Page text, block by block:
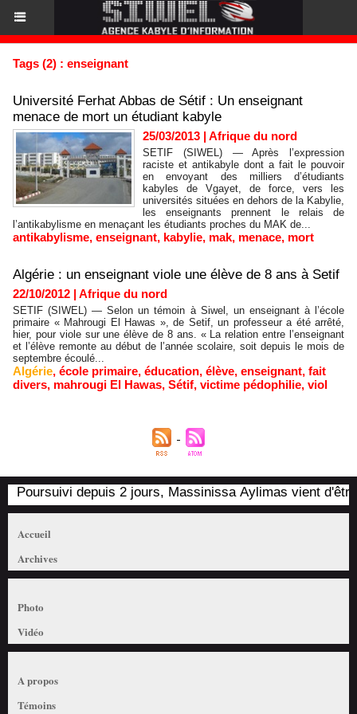
Tags (2) : enseignant
Université Ferhat Abbas de Sétif : Un enseignant
menace de mort un étudiant kabyle
25/03/2013 | Afrique du nord
SETIF (SIWEL) — Après l’expression
raciste et antikabyle dont a fait le pouvoir
en envoyant des milliers d’étudiants
kabyles de Vgayet, de force, vers les
universités situées en dehors de la Kabylie,
les enseignants prennent le relais de
l’antikabylisme en menaçant les étudiants proches du MAK de...
antikabylisme, enseignant, kabylie, mak, menace, mort
Algérie : un enseignant viole une élève de 8 ans à Setif
22/10/2012 | Afrique du nord
SETIF (SIWEL) — Selon un témoin à Siwel, un enseignant à l’école
primaire « Mahrougi El Hawas », de Setif, un professeur a été arrêté,
hier, pour viole sur une élève de 8 ans. « La relation entre l’enseignant
et l’élève remonte au début de l’année scolaire, soit depuis le mois de
septembre écoulé...
Algérie, école primaire, éducation, élève, enseignant, fait
divers, mahrougi El Hawas, Sétif, victime pédophilie, viol
Poursuivi depuis 2 jours, Massinissa Aylimas vient
Accueil
Archives
Photo
Vidéo
A propos
Témoins